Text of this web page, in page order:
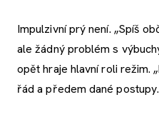
Impulzivní prý není. „Spíš
ale žádný problém s
opět hraje hlavní roli režim.
řád a předem dané